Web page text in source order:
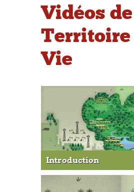
Vidéos de
Territoire
Vie
Introduction